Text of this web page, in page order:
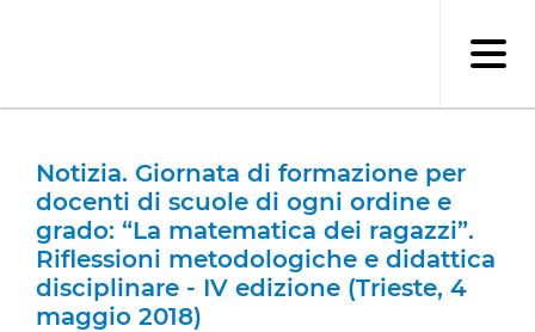
Notizia. Giornata di formazione per
docenti di scuole di ogni ordine e
grado: “La matematica dei ragazzi”.
Riflessioni metodologiche e didattica
disciplinare - IV edizione (Trieste, 4
maggio 2018)